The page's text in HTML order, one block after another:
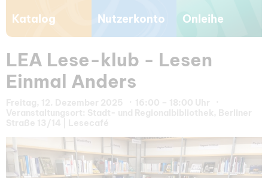
Katalog Nutzerkonto Onleihe
LEA Lese-klub - Lesen
Einmal Anders